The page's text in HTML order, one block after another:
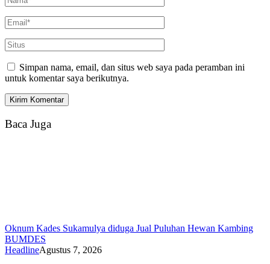
Simpan nama, email, dan situs web saya pada peramban ini
untuk komentar saya berikutnya.
Baca Juga
Oknum Kades Sukamulya diduga Jual Puluhan Hewan Kambing
BUMDES
HeadlineAgustus 7, 2026